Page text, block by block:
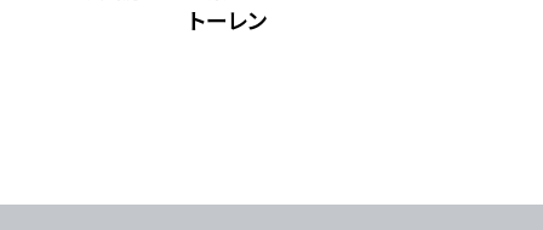
トーレン